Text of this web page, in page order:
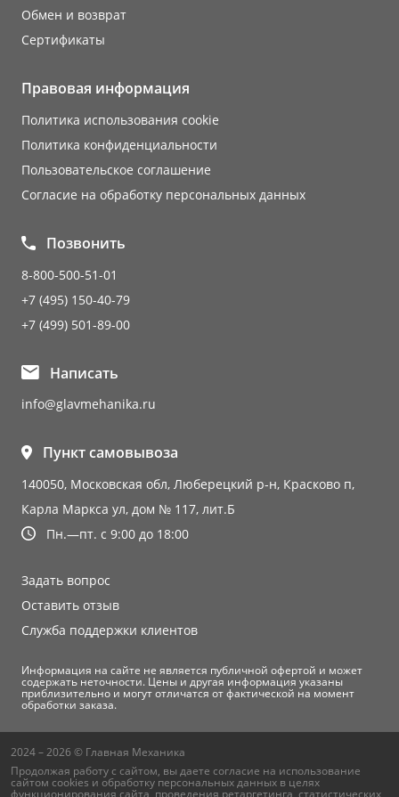
Обмен и возврат
Сертификаты
Правовая информация
Политика использования cookie
Политика конфиденциальности
Пользовательское соглашение
Согласие на обработку персональных данных
Позвонить
8-800-500-51-01
+7 (495) 150-40-79
+7 (499) 501-89-00
Написать
info@glavmehanika.ru
Пункт самовывоза
140050, Московская обл, Люберецкий р-н, Красково п,
Карла Маркса ул, дом № 117, лит.Б
Пн.—пт. с 9:00 до 18:00
Задать вопрос
Оставить отзыв
Служба поддержки клиентов
Информация на сайте не является публичной офертой и может
содержать неточности. Цены и другая информация указаны
приблизительно и могут отличатся от фактической на момент
обработки заказа.
2024 – 2026 © Главная Механика
Продолжая работу с сайтом, вы даете согласие на использование
сайтом cookies и обработку персональных данных в целях
функционирования сайта, проведения ретаргетинга, статистических